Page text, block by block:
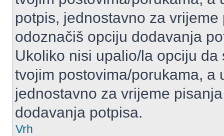
potpis, jednostavno za
odoznačiš opciju dodavanja
Ukoliko nisi upalio/la opciju
tvojim postovima/porukama, a
jednostavno za vrijeme
dodavanja potpisa.
Vrh